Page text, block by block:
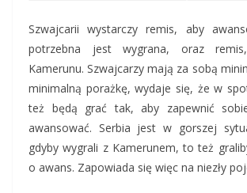
Szwajcarii wystarczy remis, aby
potrzebna jest wygrana, oraz
Kamerunu. Szwajcarzy mają za sobą
minimalną porażkę, wydaje się, że w
też będą grać tak, aby zapewnić
awansować. Serbia jest w gorszej
gdyby wygrali z Kamerunem, to też
o awans. Zapowiada się więc na niezły